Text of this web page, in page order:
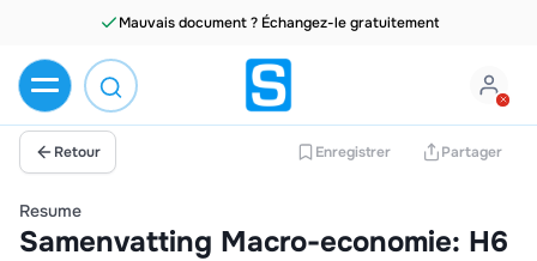
Mauvais document ? Échangez-le gratuitement
Retour Enregistrer Partager
Resume
Samenvatting Macro-economie: H6